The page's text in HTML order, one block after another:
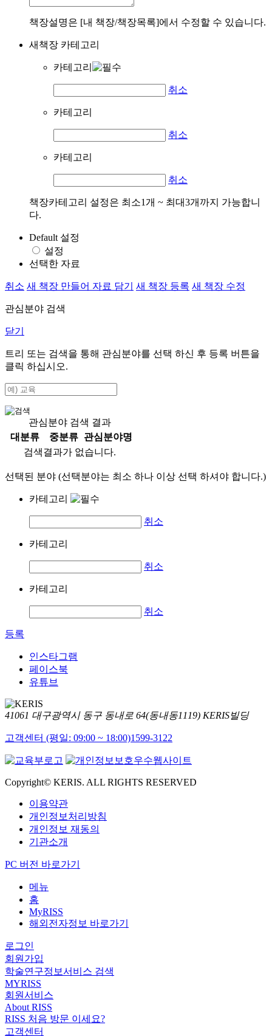
책장설명은 [내 책장/책장목록]에서 수정할 수 있습니다.
새책장 카테고리
카테고리
취소
카테고리
취소
카테고리
취소
책장카테고리 설정은 최소1개 ~ 최대3개까지 가능합니
다.
Default 설정
설정
선택한 자료
취소 새 책장 만들어 자료 담기 새 책장 등록 새 책장 수정
관심분야 검색
닫기
트리 또는 검색을 통해 관심분야를 선택 하신 후 등록 버튼을
클릭 하십시오.
관심분야 검색 결과
대분류
중분류
관심분야명
검색결과가 없습니다.
선택된 분야 (선택분야는 최소 하나 이상 선택 하셔야 합니다.)
카테고리
취소
카테고리
취소
카테고리
취소
등록
인스타그램
페이스북
유튜브
41061 대구광역시 동구 동내로 64(동내동1119) KERIS빌딩
고객센터 (평일: 09:00 ~ 18:00)1599-3122
Copyright© KERIS. ALL RIGHTS RESERVED
이용약관
개인정보처리방침
개인정보 재동의
기관소개
PC 버전 바로가기
메뉴
홈
MyRISS
해외전자정보 바로가기
로그인
회원가입
학술연구정보서비스 검색
MYRISS
회원서비스
About RISS
RISS 처음 방문 이세요?
고객센터